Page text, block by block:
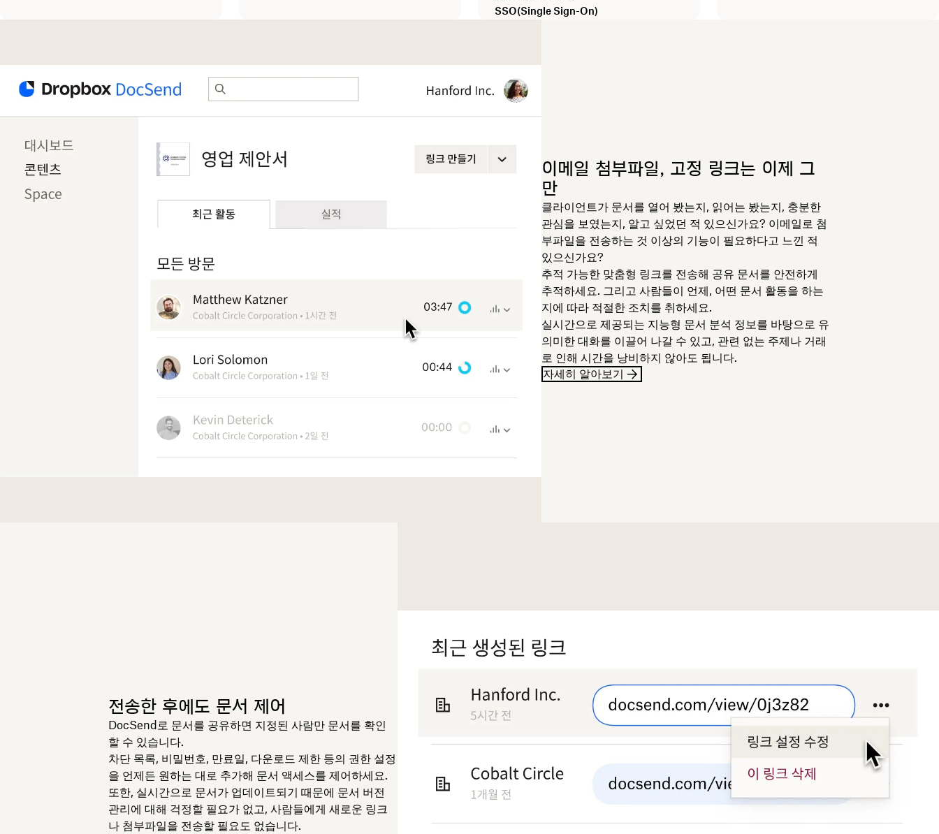
SSO(Single Sign-On)
이메일 첨부파일, 고정 링크는 이제 그
만
클라이언트가 문서를 열어 봤는지, 읽어는 봤는지, 충분한
관심을 보였는지, 알고 싶었던 적 있으신가요? 이메일로 첨
부파일을 전송하는 것 이상의 기능이 필요하다고 느낀 적
있으신가요?
추적 가능한 맞춤형 링크를 전송해 공유 문서를 안전하게
추적하세요. 그리고 사람들이 언제, 어떤 문서 활동을 하는
지에 따라 적절한 조치를 취하세요.
실시간으로 제공되는 지능형 문서 분석 정보를 바탕으로 유
의미한 대화를 이끌어 나갈 수 있고, 관련 없는 주제나 거래
로 인해 시간을 낭비하지 않아도 됩니다.
자세히 알아보기
전송한 후에도 문서 제어
DocSend로 문서를 공유하면 지정된 사람만 문서를 확인
할 수 있습니다.
차단 목록, 비밀번호, 만료일, 다운로드 제한 등의 권한 설정
을 언제든 원하는 대로 추가해 문서 액세스를 제어하세요.
또한, 실시간으로 문서가 업데이트되기 때문에 문서 버전
관리에 대해 걱정할 필요가 없고, 사람들에게 새로운 링크
나 첨부파일을 전송할 필요도 없습니다.